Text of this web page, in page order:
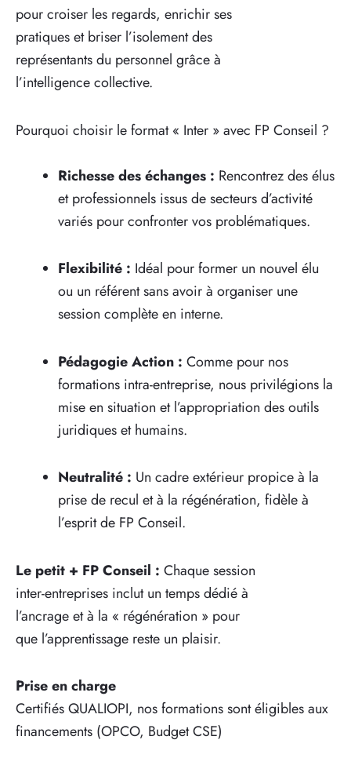
pour croiser les regards, enrichir ses
pratiques et briser l’isolement des
représentants du personnel grâce à
l’intelligence collective.
Pourquoi choisir le format « Inter » avec FP Conseil ?
Richesse des échanges : Rencontrez des élus
et professionnels issus de secteurs d’activité
variés pour confronter vos problématiques.
Flexibilité : Idéal pour former un nouvel élu
ou un référent sans avoir à organiser une
session complète en interne.
Pédagogie Action : Comme pour nos
formations intra-entreprise, nous privilégions la
mise en situation et l’appropriation des outils
juridiques et humains.
Neutralité : Un cadre extérieur propice à la
prise de recul et à la régénération, fidèle à
l’esprit de FP Conseil.
Le petit + FP Conseil : Chaque session
inter-entreprises inclut un temps dédié à
l’ancrage et à la « régénération » pour
que l’apprentissage reste un plaisir.
Prise en charge
Certifiés QUALIOPI, nos formations sont éligibles aux
financements (OPCO, Budget CSE)